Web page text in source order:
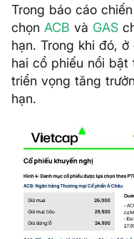
Trong báo cáo
chọn ACB và GAS
hạn. Trong khi đó,
hai cổ phiếu nổi bật
triển vọng tăng
hạn.